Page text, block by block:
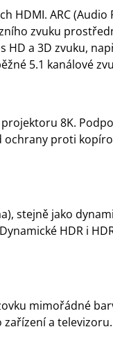
ARC (Audio
zvuku
a 3D zvuku,
5.1 kanálové
8K.
ochrany proti
stejně jako
HDR i
mimořádné
a televizoru.